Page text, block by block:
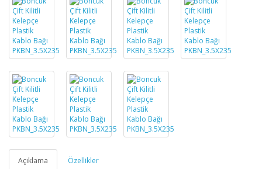
Açıklama Özellikler